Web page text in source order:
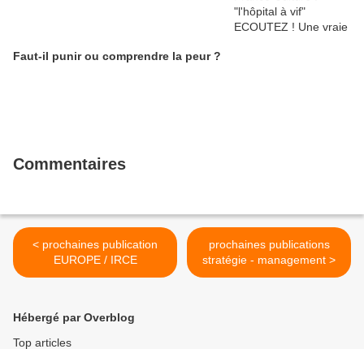
Faut-il punir ou comprendre la peur ?
Commentaires
< prochaines publication
EUROPE / IRCE
prochaines publications
stratégie - management >
Hébergé par Overblog
Top articles